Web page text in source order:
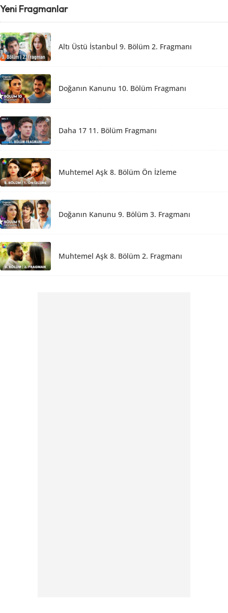
Yeni Fragmanlar
Altı Üstü İstanbul 9. Bölüm 2. Fragmanı
Doğanın Kanunu 10. Bölüm Fragmanı
Daha 17 11. Bölüm Fragmanı
Muhtemel Aşk 8. Bölüm Ön İzleme
Doğanın Kanunu 9. Bölüm 3. Fragmanı
Muhtemel Aşk 8. Bölüm 2. Fragmanı